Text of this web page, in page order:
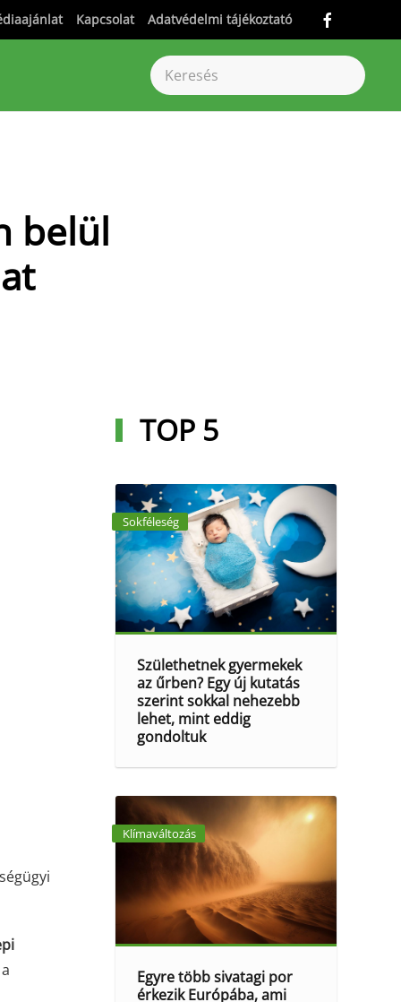
Kapcsolat Adatvédelmi tájékoztató
belül
TOP 5
Sokféleség
Születhetnek gyermekek
az űrben? Egy új kutatás
szerint sokkal nehezebb
lehet, mint eddig
gondoltuk
Klímaváltozás
Egyre több sivatagi por
érkezik Európába, ami